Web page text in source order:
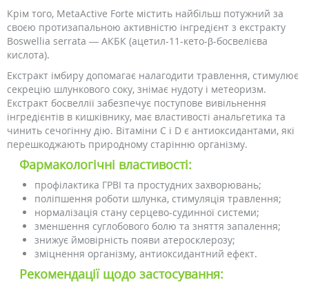
Крім того, MetaActive Forte містить найбільш потужний за
своєю протизапальною активністю інгредієнт з екстракту
Boswellia serrata — АКБК (ацетил-11-кето-β-босвелієва
кислота).
Екстракт імбиру допомагає налагодити травлення, стимулює
секрецію шлункового соку, знімає нудоту і метеоризм.
Екстракт босвеллії забезпечує поступове вивільнення
інгредієнтів в кишківнику, має властивості анальгетика та
чинить сечогінну дію. Вітаміни С і D є антиоксидантами, які
перешкоджають природному старінню організму.
Фармакологічні властивості:
профілактика ГРВІ та простудних захворювань;
поліпшення роботи шлунка, стимуляція травлення;
нормалізація стану серцево-судинної системи;
зменшення суглобового болю та зняття запалення;
знижує ймовірність появи атеросклерозу;
зміцнення організму, антиоксидантний ефект.
Рекомендації щодо застосування: